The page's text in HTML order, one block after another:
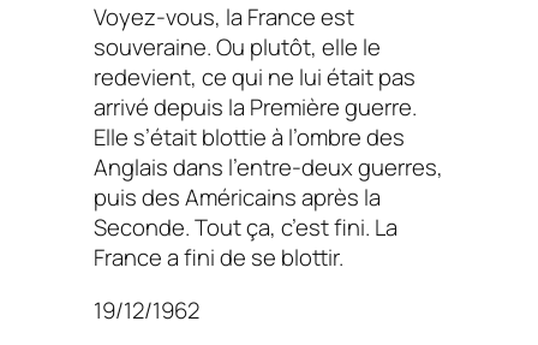
Voyez-vous, la France est
souveraine. Ou plutôt, elle le
redevient, ce qui ne lui était pas
arrivé depuis la Première guerre.
Elle s’était blottie à l’ombre des
Anglais dans l’entre-deux guerres,
puis des Américains après la
Seconde. Tout ça, c’est fini. La
France a fini de se blottir.
19/12/1962